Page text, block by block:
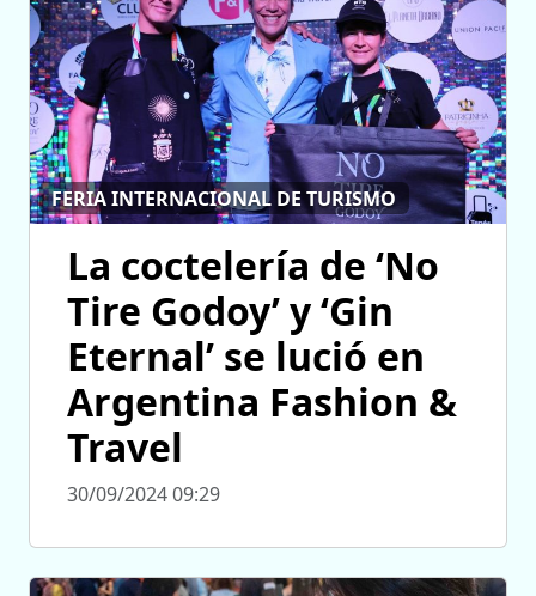
FERIA INTERNACIONAL DE TURISMO
La coctelería de ‘No
Tire Godoy’ y ‘Gin
Eternal’ se lució en
Argentina Fashion &
Travel
30/09/2024 09:29